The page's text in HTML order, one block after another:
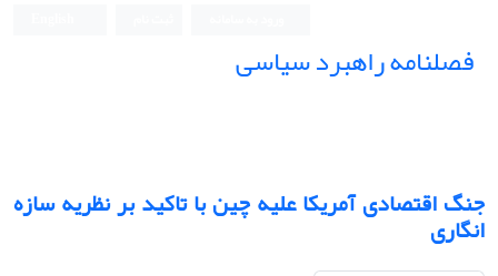
فصلنامه راهبرد سیاسی
جنگ اقتصادی آمریکا علیه چین با تاکید بر نظریه سازه
انگاری